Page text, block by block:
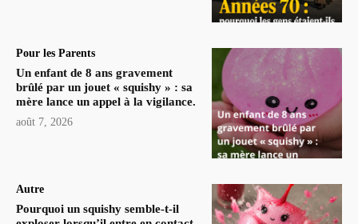
Pour les Parents
Un enfant de 8 ans gravement
brûlé par un jouet « squishy » : sa
mère lance un appel à la vigilance.
août 7, 2026
Autre
Pourquoi un squishy semble-t-il